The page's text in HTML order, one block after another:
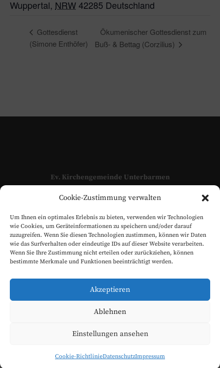
Cookie-Zustimmung verwalten
Um Ihnen ein optimales Erlebnis zu bieten, verwenden wir Technologien
wie Cookies, um Geräteinformationen zu speichern und/oder darauf
zuzugreifen. Wenn Sie diesen Technologien zustimmen, können wir Daten
wie das Surfverhalten oder eindeutige IDs auf dieser Website verarbeiten.
Wenn Sie Ihre Zustimmung nicht erteilen oder zurückziehen, können
bestimmte Merkmale und Funktionen beeinträchtigt werden.
Akzeptieren
Ablehnen
Einstellungen ansehen
Cookie-RichtlinieDatenschutzImpressum
Wuppertal, NRW42285 Deutschland
Gottesdienst
(Simone Enthöfer)
Ökumenischer Gottesdienst zum
Buß- & Bettag (Corzilius)
Ev. Kirchengemeinde Unterbarmen
Adressen und Kontaktpersonen unserer Kirchengemeinde
www.evangelisch-in-unterbarmen.de
Evangelische Kirchengemeinde Unterbarmen © 2026